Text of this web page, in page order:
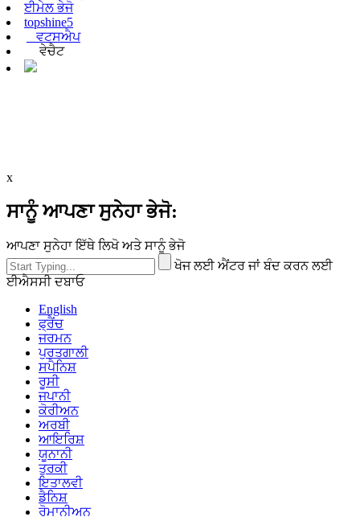
ਈਮੇਲ ਭੇਜੋ
topshine5
ਵਟਸਐਪ
ਵੇਚੈਟ
x
ਸਾਨੂੰ ਆਪਣਾ ਸੁਨੇਹਾ ਭੇਜੋ:
ਆਪਣਾ ਸੁਨੇਹਾ ਇੱਥੇ ਲਿਖੋ ਅਤੇ ਸਾਨੂੰ ਭੇਜੋ
ਖੋਜ ਲਈ ਐਂਟਰ ਜਾਂ ਬੰਦ ਕਰਨ ਲਈ
ਈਐਸਸੀ ਦਬਾਓ
English
ਫ੍ਰੈਂਚ
ਜਰਮਨ
ਪੁਰਤਗਾਲੀ
ਸਪੈਨਿਸ਼
ਰੂਸੀ
ਜਪਾਨੀ
ਕੋਰੀਅਨ
ਅਰਬੀ
ਆਇਰਿਸ਼
ਯੂਨਾਨੀ
ਤੁਰਕੀ
ਇਤਾਲਵੀ
ਡੈਨਿਸ਼
ਰੋਮਾਨੀਅਨ